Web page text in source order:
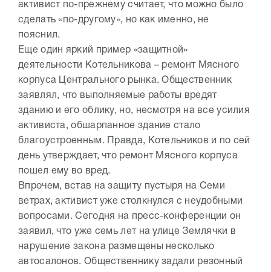
активист по-прежнему считает, что можно было
сделать «по-другому», но как именно, не
пояснил.
Еще один яркий пример «защитной»
деятельности Котельникова – ремонт Мясного
корпуса Центрального рынка. Общественник
заявлял, что выполняемые работы вредят
зданию и его облику, но, несмотря на все усилия
активиста, обшарпанное здание стало
благоустроенным. Правда, Котельников и по сей
день утверждает, что ремонт Мясного корпуса
пошел ему во вред.
Впрочем, встав на защиту пустыря на Семи
ветрах, активист уже столкнулся с неудобными
вопросами. Сегодня на пресс-конференции он
заявил, что уже семь лет на улице Землячки в
нарушение закона размещены несколько
автосалонов. Общественнику задали резонный